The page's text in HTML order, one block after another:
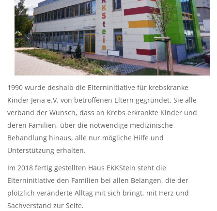
1990 wurde deshalb die Elterninitiative für krebskranke
Kinder Jena e.V. von betroffenen Eltern gegründet. Sie alle
verband der Wunsch, dass an Krebs erkrankte Kinder und
deren Familien, über die notwendige medizinische
Behandlung hinaus, alle nur mögliche Hilfe und
Unterstützung erhalten.
Im 2018 fertig gestellten Haus EKKStein steht die
Elterninitiative den Familien bei allen Belangen, die der
plötzlich veränderte Alltag mit sich bringt, mit Herz und
Sachverstand zur Seite.